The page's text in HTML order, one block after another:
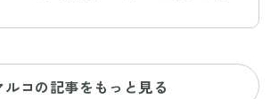
ルコの記事をもっと見る